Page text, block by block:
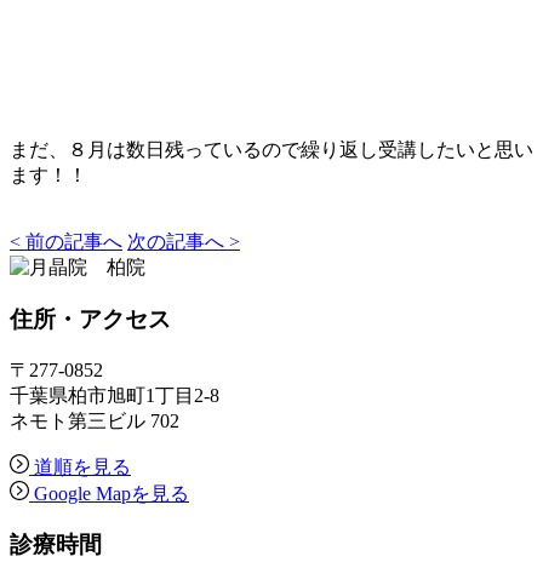
まだ、８月は数日残っているので繰り返し受講したいと思い
ます！！
< 前の記事へ 次の記事へ >
住所 ・アクセス
〒277-0852
千葉県柏市旭町1丁目2-8
ネモト第三ビル 702
道順を見る
Google Mapを見る
診療時間